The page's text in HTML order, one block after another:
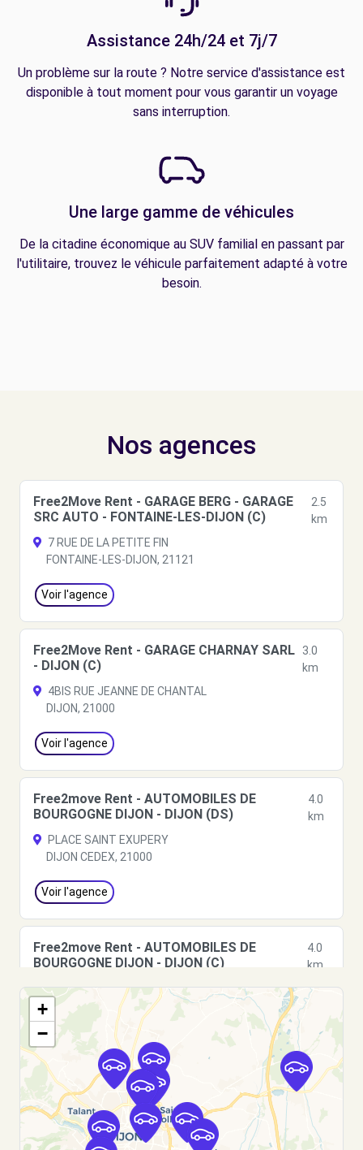
Assistance 24h/24 et 7j/7
Un problème sur la route ? Notre service d'assistance est
disponible à tout moment pour vous garantir un voyage
sans interruption.
Une large gamme de véhicules
De la citadine économique au SUV familial en passant par
l'utilitaire, trouvez le véhicule parfaitement adapté à votre
besoin.
Nos agences
Free2Move Rent - GARAGE BERG - GARAGE
SRC AUTO - FONTAINE-LES-DIJON (C)
2.5
km
7 RUE DE LA PETITE FIN
FONTAINE-LES-DIJON, 21121
Voir l'agence
Free2Move Rent - GARAGE CHARNAY SARL
- DIJON (C)
3.0
km
4BIS RUE JEANNE DE CHANTAL
DIJON, 21000
Voir l'agence
Free2move Rent - AUTOMOBILES DE
BOURGOGNE DIJON - DIJON (DS)
4.0
km
PLACE SAINT EXUPERY
DIJON CEDEX, 21000
Voir l'agence
Free2move Rent - AUTOMOBILES DE
BOURGOGNE DIJON - DIJON (C)
4.0
km
PLACE SAINT EXUPERY
DIJON, FR-21, 21000
Free2move Rent - AUTOMOBILES DE
BOURGOGNE - DIJON CEDEX
4.0
km
PLACE SAINT EXUPERY BP 96609
+
−